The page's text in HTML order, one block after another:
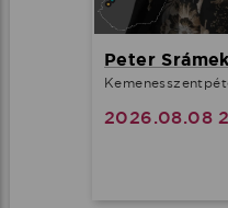
Peter
2026.08.08